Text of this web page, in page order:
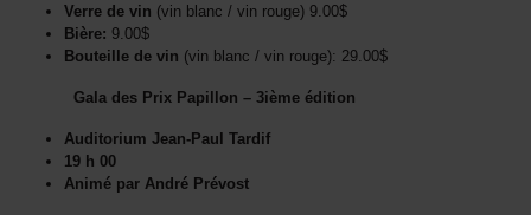
Verre de vin (vin blanc / vin rouge) 9.00$
Bière: 9.00$
Bouteille de vin (vin blanc / vin rouge): 29.00$
Gala des Prix Papillon – 3ième édition
Auditorium Jean-Paul Tardif
19 h 00
Animé par André Prévost